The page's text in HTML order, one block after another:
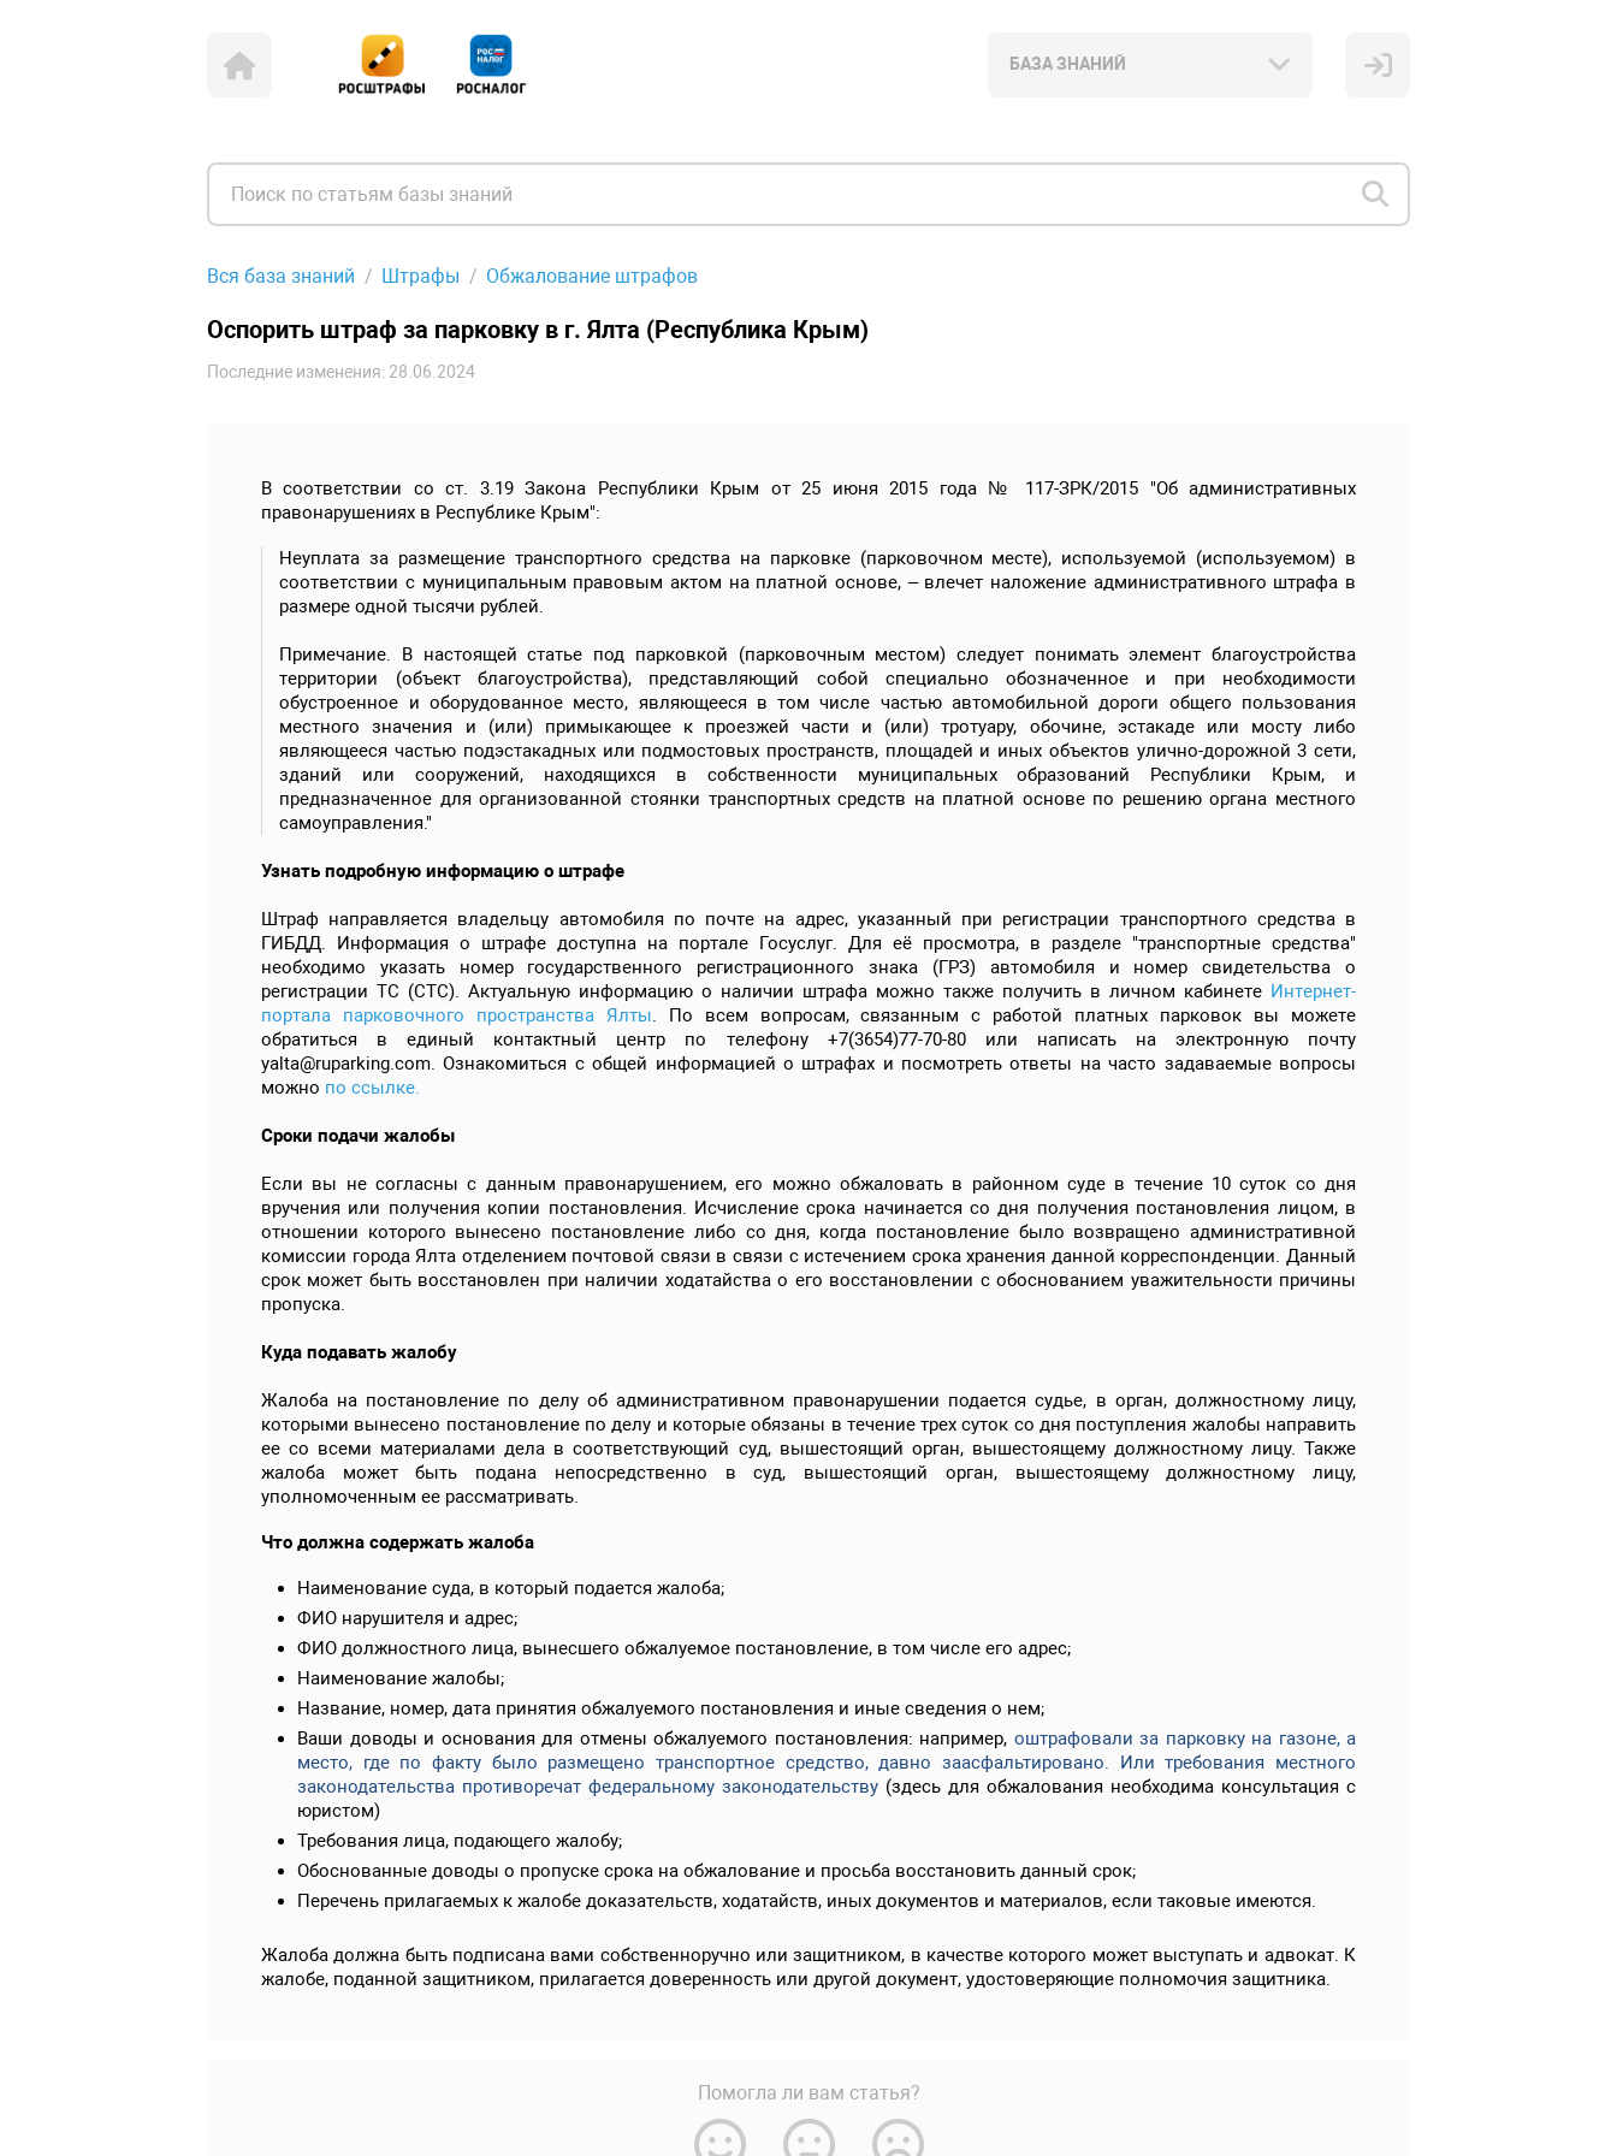
БАЗА ЗНАНИЙ
Вся база знаний Штрафы Обжалование штрафов
Оспорить штраф за парковку в г. Ялта (Республика Крым)
Последние изменения: 28.06.2024
В соответствии со ст. 3.19 Закона Республики Крым от 25 июня 2015 года № 117-ЗРК/2015 "Об административных
правонарушениях в Республике Крым":
Неуплата за размещение транспортного средства на парковке (парковочном месте), используемой (используемом) в
соответствии с муниципальным правовым актом на платной основе, – влечет наложение административного штрафа в
размере одной тысячи рублей.
Примечание. В настоящей статье под парковкой (парковочным местом) следует понимать элемент благоустройства
территории (объект благоустройства), представляющий собой специально обозначенное и при необходимости
обустроенное и оборудованное место, являющееся в том числе частью автомобильной дороги общего пользования
местного значения и (или) примыкающее к проезжей части и (или) тротуару, обочине, эстакаде или мосту либо
являющееся частью подэстакадных или подмостовых пространств, площадей и иных объектов улично-дорожной 3 сети,
зданий или сооружений, находящихся в собственности муниципальных образований Республики Крым, и
предназначенное для организованной стоянки транспортных средств на платной основе по решению органа местного
самоуправления."
Узнать подробную информацию о штрафе
Штраф направляется владельцу автомобиля по почте на адрес, указанный при регистрации транспортного средства в
ГИБДД. Информация о штрафе доступна на портале Госуслуг. Для её просмотра, в разделе "транспортные средства"
необходимо указать номер государственного регистрационного знака (ГРЗ) автомобиля и номер свидетельства о
регистрации ТС (СТС). Актуальную информацию о наличии штрафа можно также получить в личном кабинете Интернет-
портала парковочного пространства Ялты. По всем вопросам, связанным с работой платных парковок вы можете
обратиться в единый контактный центр по телефону +7(3654)77-70-80 или написать на электронную почту
yalta@ruparking.com. Ознакомиться с общей информацией о штрафах и посмотреть ответы на часто задаваемые вопросы
можно по ссылке.
Сроки подачи жалобы
Если вы не согласны с данным правонарушением, его можно обжаловать в районном суде в течение 10 суток со дня
вручения или получения копии постановления. Исчисление срока начинается со дня получения постановления лицом, в
отношении которого вынесено постановление либо со дня, когда постановление было возвращено административной
комиссии города Ялта отделением почтовой связи в связи с истечением срока хранения данной корреспонденции. Данный
срок может быть восстановлен при наличии ходатайства о его восстановлении с обоснованием уважительности причины
пропуска.
Куда подавать жалобу
Жалоба на постановление по делу об административном правонарушении подается судье, в орган, должностному лицу,
которыми вынесено постановление по делу и которые обязаны в течение трех суток со дня поступления жалобы направить
ее со всеми материалами дела в соответствующий суд, вышестоящий орган, вышестоящему должностному лицу. Также
жалоба может быть подана непосредственно в суд, вышестоящий орган, вышестоящему должностному лицу,
уполномоченным ее рассматривать.
Что должна содержать жалоба
Наименование суда, в который подается жалоба;
ФИО нарушителя и адрес;
ФИО должностного лица, вынесшего обжалуемое постановление, в том числе его адрес;
Наименование жалобы;
Название, номер, дата принятия обжалуемого постановления и иные сведения о нем;
Ваши доводы и основания для отмены обжалуемого постановления: например, оштрафовали за парковку на газоне, а
место, где по факту было размещено транспортное средство, давно заасфальтировано. Или требования местного
законодательства противоречат федеральному законодательству (здесь для обжалования необходима консультация с
юристом)
Требования лица, подающего жалобу;
Обоснованные доводы о пропуске срока на обжалование и просьба восстановить данный срок;
Перечень прилагаемых к жалобе доказательств, ходатайств, иных документов и материалов, если таковые имеются.
Жалоба должна быть подписана вами собственноручно или защитником, в качестве которого может выступать и адвокат. К
жалобе, поданной защитником, прилагается доверенность или другой документ, удостоверяющие полномочия защитника.
Помогла ли вам статья?